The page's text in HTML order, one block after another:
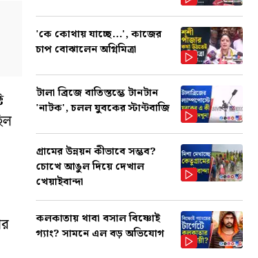
'কে কোথায় যাচ্ছে...', কাজের
চাপ বোঝালেন অগ্নিমিত্রা
টালা ব্রিজে বাতিস্তম্ভে টানটান
'নাটক', চলল যুবকের স্টান্টবাজি
গ্রামের উন্নয়ন কীভাবে সম্ভব?
চোখে আঙুল দিয়ে দেখাল
খেয়াইবান্দা
কলকাতায় থাবা বসাল বিষ্ণোই
গ্যাং? সামনে এল বড় অভিযোগ